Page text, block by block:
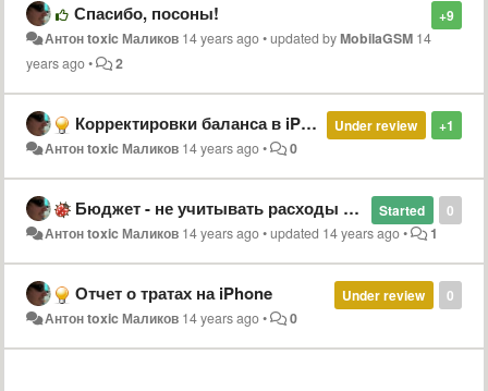
+9
Спасибо, посоны!
Антон toxic Маликов 14 years ago•updated byMobilaGSM 14
years ago• 2
+1
Under review
Корректировки баланса в iPhone
Антон toxic Маликов 14 years ago• 0
0
Started
Бюджет - не учитывать расходы в категории, если они были по подкатегории, по которой не запланировано
Антон toxic Маликов 14 years ago•updated 14 years ago• 1
0
Under review
Отчет о тратах на iPhone
Антон toxic Маликов 14 years ago• 0